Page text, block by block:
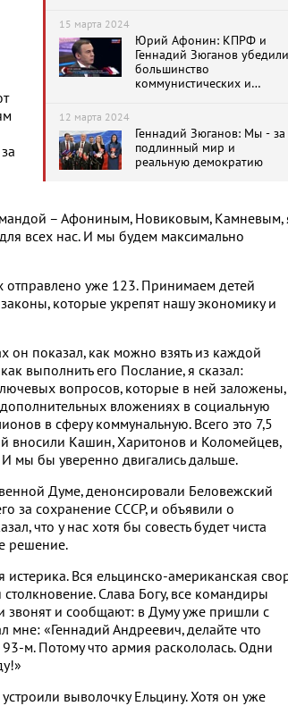
15 марта 2024
Юрий Афонин: КПРФ и
Геннадий Зюганов убедили
большинство
коммунистических и
12 марта 2024
Геннадий Зюганов: Мы - за
подлинный мир и
реальную демократию
– Афониным, Новиковым, Камневым,
всех нас. И мы будем максимально
уже 123. Принимаем детей
которые укрепят нашу экономику и
он показал, как можно взять из каждой
выполнить его Послание, я сказал:
вопросов, которые в ней заложены,
вложениях в социальную
в сферу коммунальную. Всего это 7,5
вносили Кашин, Харитонов и Коломейцев,
И мы бы уверенно двигались дальше.
Думе, денонсировали Беловежский
за сохранение СССР, и объявили о
что у нас хотя бы совесть будет чиста
решение.
Вся ельцинско-американская
Слава Богу, все командиры
звонят и сообщают: в Думу уже пришли с
«Геннадий Андреевич, делайте что
м. Потому что армия раскололась. Одни
выволочку Ельцину. Хотя он уже